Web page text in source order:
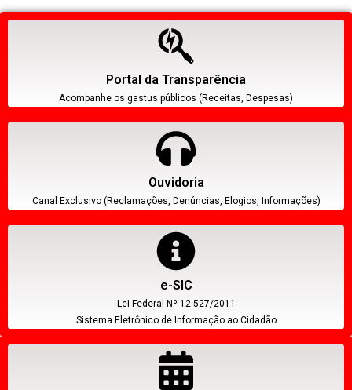
Portal da Transparência
Acompanhe os gastus públicos (Receitas, Despesas)
Ouvidoria
Canal Exclusivo (Reclamações, Denúncias, Elogios, Informações)
e-SIC
Lei Federal Nº 12.527/2011
Sistema Eletrônico de Informação ao Cidadão